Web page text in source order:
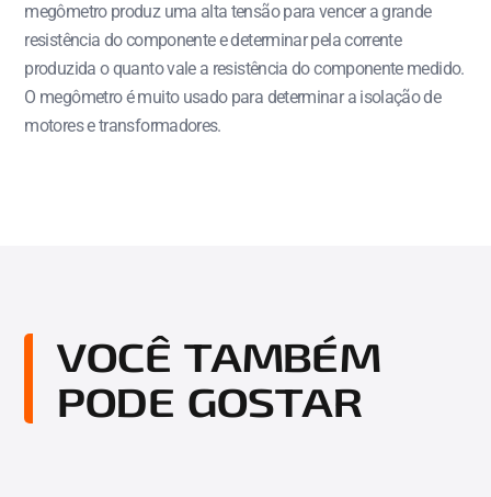
megômetro produz uma alta tensão para vencer a grande
resistência do componente e determinar pela corrente
produzida o quanto vale a resistência do componente medido.
O megômetro é muito usado para determinar a isolação de
motores e transformadores.
VOCÊ TAMBÉM
PODE GOSTAR